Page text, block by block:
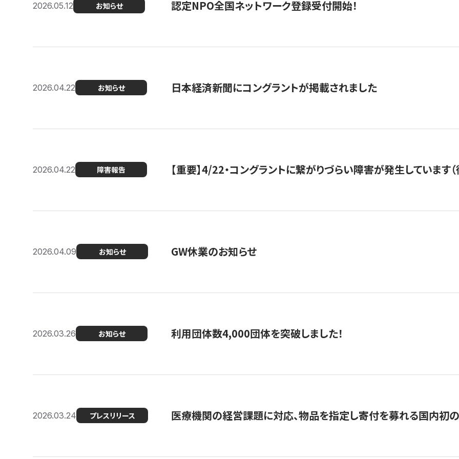
2026.05.12 お知らせ 認定NPO全国ネットワーク登録受付開始！
2026.04.22 お知らせ 日本経済新聞にコングラントが掲載されました
2026.04.22 障害報告 【重要】4/22・コングラントに繋がりづらい障害が発生しています（
2026.04.09 お知らせ GW休業のお知らせ
2026.03.26 お知らせ 利用団体数4,000団体を突破しました！
2026.03.24 プレスリリース 医療機関の経営課題に対応、物品を指定し寄付を募れる国内初の